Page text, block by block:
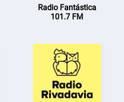
Radio Fantástica
101.7 FM